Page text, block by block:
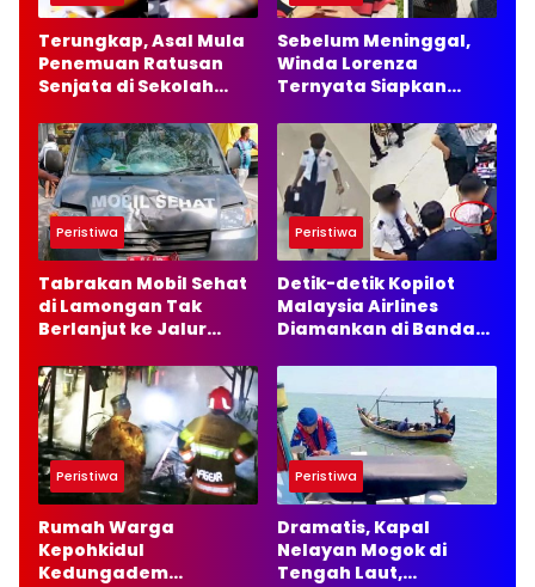
Terungkap, Asal Mula
Penemuan Ratusan
Senjata di Sekolah
Selatan
Sebelum Meninggal,
Winda Lorenza
Ternyata Siapkan
Ingin Bangun Usaha
Peristiwa
Tabrakan Mobil Sehat
di Lamongan Tak
Berlanjut ke Jalur
Peristiwa
Detik-detik Kopilot
Malaysia Airlines
Diamankan di Bandara
Ekstasi Disita
Peristiwa
Rumah Warga
Kepohkidul
Kedungadem
Peristiwa
Dramatis, Kapal
Nelayan Mogok di
Tengah Laut,